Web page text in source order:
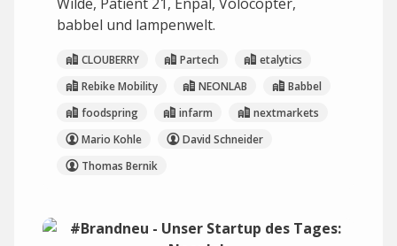
babbel und lampenwelt.
CLOUBERRY Partech
etalytics
Rebike Mobility
NEONLAB
Babbel
foodspring
infarm
nextmarkets
Mario Kohle
David Schneider
Thomas Bernik